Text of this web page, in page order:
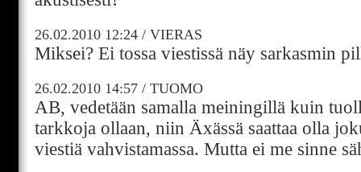
26.02.2010 12:24 / VIERAS
Miksei? Ei tossa viestissä näy sarkasmin
26.02.2010 14:57 / TUOMO
AB, vedetään samalla meiningillä kuin
tarkkoja ollaan, niin Äxässä saattaa olla
viestiä vahvistamassa. Mutta ei me sinne